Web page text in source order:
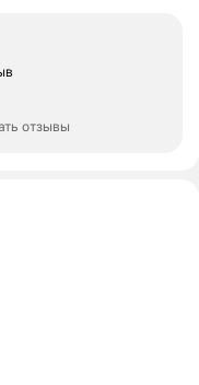
отзывы